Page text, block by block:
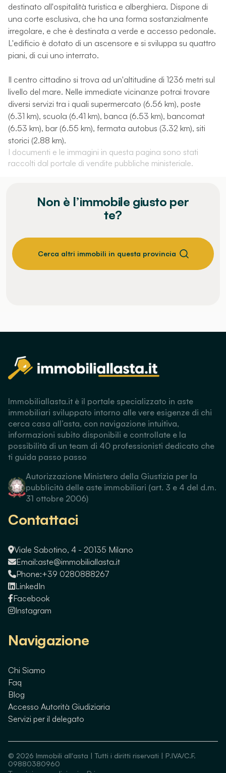
destinato all'ospitalità turistica e alberghiera. Dispone di
una corte esclusiva, che ha una forma sostanzialmente
irregolare, e che è destinata a verde e accesso pedonale.
L'edificio è dotato di un ascensore e si sviluppa su quattro
piani, di cui uno interrato.
Il centro cittadino si trova ad un'altitudine di 1236 metri sul
livello del mare. Nelle immediate vicinanze potrai trovare
diversi servizi tra i quali supermercato (6.56 km), poste
(6.31 km), scuola (6.41 km), banca (6.53 km), bancomat
(6.53 km), bar (6.55 km), fermata autobus (3.32 km), siti
storici (2.88 km).
I documenti e le immagini in questa pagina sono stati
raccolti dal portale di vendite pubbliche ministeriale.
Non è l’immobile giusto per
te?
Cerca altri immobili in questa provincia
Immobiliallasta.it è il portale specializzato in aste
immobiliari sviluppato intorno alle vere esigenze di chi
cerca casa all’asta, con navigazione intuitiva,
informazioni subito disponibili e controllate e la
possibilità di un team di 40 professionisti dedicato che
ti guida passo passo
Autorizzazione Ministero della Giustizia per la
pubblicità delle aste immobiliari (art. 3 e 4 del d.m.
31 ottobre 2006)
Contattaci
Viale Sabotino, 4 - 20135 Milano
Email:aste@immobiliallasta.it
Phone:+39 0280888267
LinkedIn
Facebook
Instagram
Navigazione
Chi Siamo
Faq
Blog
Accesso Autorità Giudiziaria
Servizi per il delegato
© 2026 Immobili all'asta | Tutti i diritti riservati | P.IVA/C.F.
09880380960